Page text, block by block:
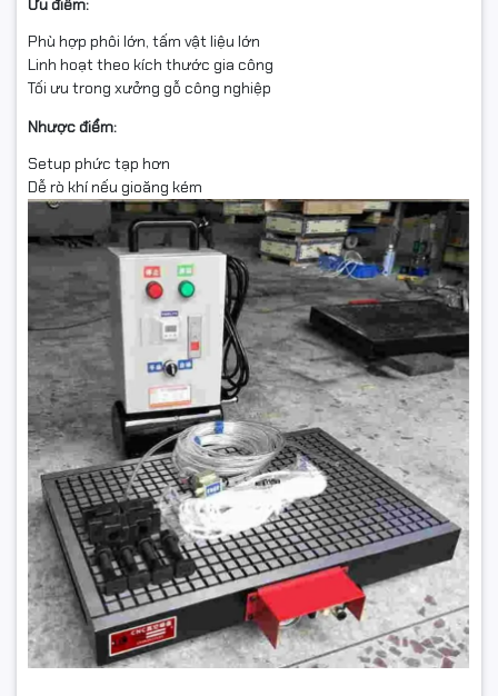
Ưu điểm:
Phù hợp phôi lớn, tấm vật liệu lớn
Linh hoạt theo kích thước gia công
Tối ưu trong xưởng gỗ công nghiệp
Nhược điểm:
Setup phức tạp hơn
Dễ rò khí nếu gioăng kém